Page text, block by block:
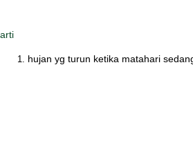
arti
hujan yg turun ketika matahari